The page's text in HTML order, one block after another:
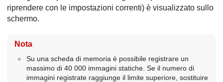
riprendere con le impostazioni correnti) è visualizzato sullo
schermo.
Nota
Su una scheda di memoria è possibile registrare un
massimo di 40 000 immagini statiche. Se il numero di
immagini registrate raggiunge il limite superiore, sostituire